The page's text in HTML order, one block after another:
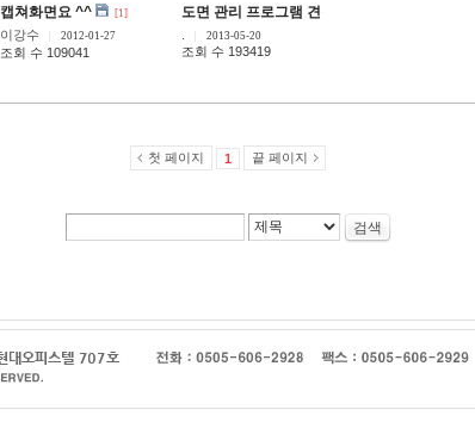
캡쳐화면요 ^^ [1]
이강수 2012-01-27
조회 수 109041
도면 관리 프로그램 견적 문의
2013-05-20
조회 수 193419
첫 페이지 1 끝 페이지
검색